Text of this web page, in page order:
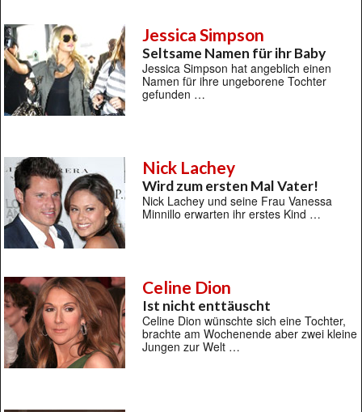
Jessica Simpson
Seltsame Namen für ihr Baby
Jessica Simpson hat angeblich einen
Namen für ihre ungeborene Tochter
gefunden …
Nick Lachey
Wird zum ersten Mal Vater!
Nick Lachey und seine Frau Vanessa
Minnillo erwarten ihr erstes Kind …
Celine Dion
Ist nicht enttäuscht
Celine Dion wünschte sich eine Tochter,
brachte am Wochenende aber zwei kleine
Jungen zur Welt …